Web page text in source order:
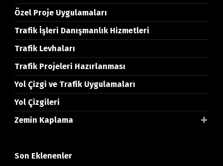
Özel Proje Uygulamaları
Trafik İşleri Danışmanlık Hizmetleri
Trafik Levhaları
Trafik Projeleri Hazırlanması
Yol Çizgi ve Trafik Uygulamaları
Yol Çizgileri
Zemin Kaplama
Son Eklenenler